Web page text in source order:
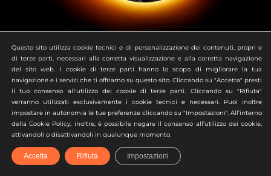
MatteoRizzo
Questo sito utilizza cookie tecnici e di personalizzazione dei contenuti, propri e
di terze parti, necessari alla corretta visualizzazione e alla corretta navigazione
del sito web. I cookie di terze parti hanno lo scopo di migliorare la tua
navigazione e i servizi che ti offriamo su questo sito. Cliccando su "Accetta" presti
il tuo consenso all'utilizzo dei cookie di terze parti. Cliccando su "Rifiuta"
verranno utilizzati esclusivamente i cookie tecnici e necessari. Puoi inoltre
impostare in autonomia le tue preferenze cliccando su "Impostazioni". All’interno
della Cookie Policy, inoltre, è possibile negare il consenso all’utilizzo dei cookie,
attivandoli o disattivandoli in qualunque momento.
Accetta Rifiuta Impostazioni